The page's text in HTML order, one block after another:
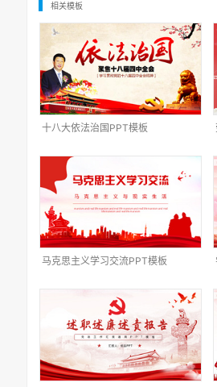
相关模板
十八大依法治国PPT模板
马克思主义学习交流PPT模板